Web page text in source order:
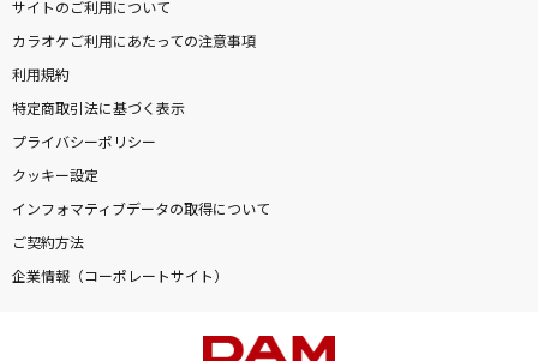
サイトのご利用について
カラオケご利用にあたっての注意事項
利用規約
特定商取引法に基づく表示
プライバシーポリシー
クッキー設定
インフォマティブデータの取得について
ご契約方法
企業情報（コーポレートサイト）